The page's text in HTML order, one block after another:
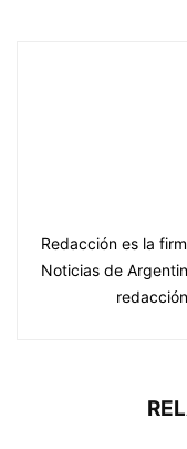
Redacción es la
Noticias de